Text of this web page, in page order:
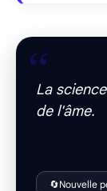
“
La
de l'âme.
🔄Nouvelle